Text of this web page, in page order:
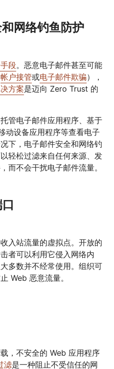
网络钓鱼防护
段。恶意电子邮件甚至可能
帐户接管或电子邮件欺骗），
方案是迈向 Zero Trust 的
管电子邮件应用程序、基于
动设备应用程序等查看电子
下，电子邮件安全和网络钓
轻松过滤来自任何来源、发
而不会干扰电子邮件流量。
入站流量的虚拟点。开放的
者可以利用它侵入网络内
多数并不经常使用。组织可
Web 恶意流量。
，不安全的 Web 应用程序
滤是一种阻止不受信任的网